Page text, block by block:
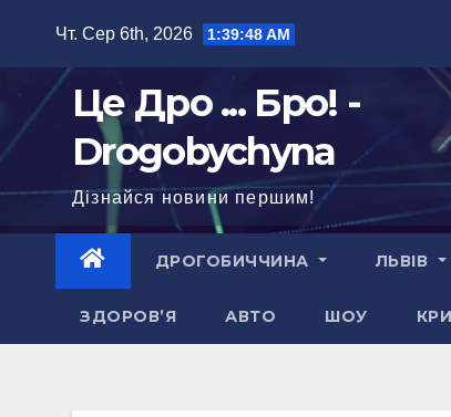
Чт. Сер 6th, 2026 1:39:49 AM
Це Дро ... Бро! -
Drogobychyna
Дізнайся новини першим!
ДРОГОБИЧЧИНА ЛЬВІВ
ЗДОРОВ’Я АВТО ШОУ